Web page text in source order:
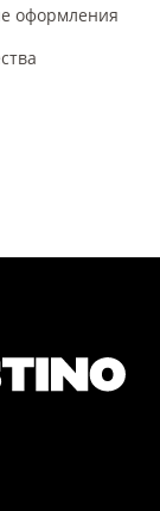
оформления